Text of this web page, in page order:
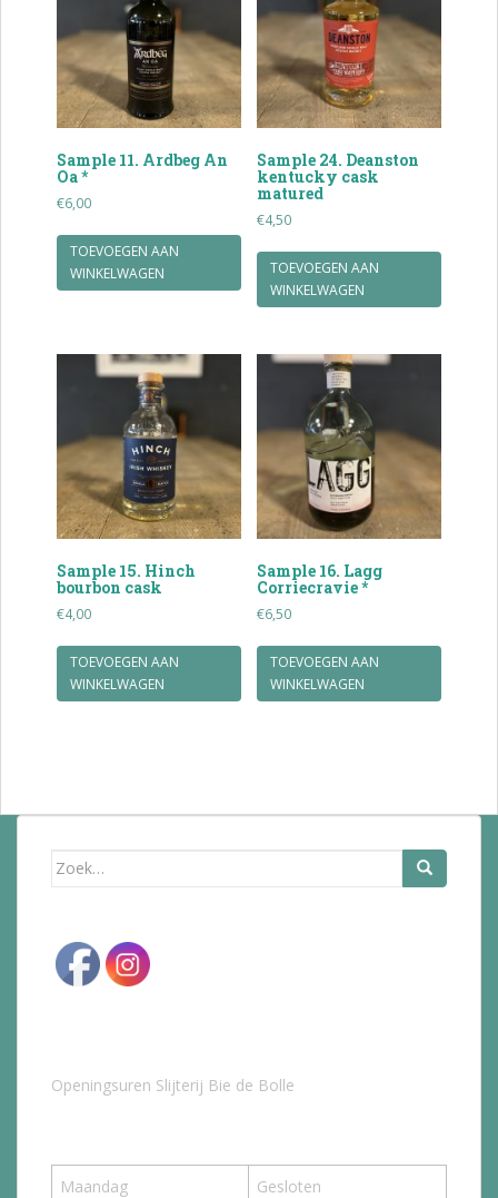
Sample 11. Ardbeg An
Oa *
€6,00
TOEVOEGEN AAN
WINKELWAGEN
Sample 24. Deanston
kentucky cask
matured
€4,50
TOEVOEGEN AAN
WINKELWAGEN
Sample 15. Hinch
bourbon cask
€4,00
TOEVOEGEN AAN
WINKELWAGEN
Sample 16. Lagg
Corriecravie *
€6,50
TOEVOEGEN AAN
WINKELWAGEN
Zoek
Openingsuren Slijterij Bie de Bolle
Maandag
Gesloten